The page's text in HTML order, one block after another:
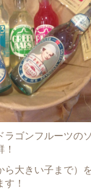
ラゴンフルーツの
ら大きい子まで）
！